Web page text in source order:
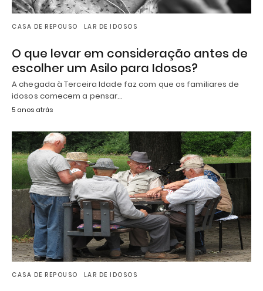
CASA DE REPOUSO LAR DE IDOSOS
O que levar em consideração antes de
escolher um Asilo para Idosos?
A chegada à Terceira Idade faz com que os familiares de
idosos comecem a pensar…
5 anos atrás
CASA DE REPOUSO LAR DE IDOSOS